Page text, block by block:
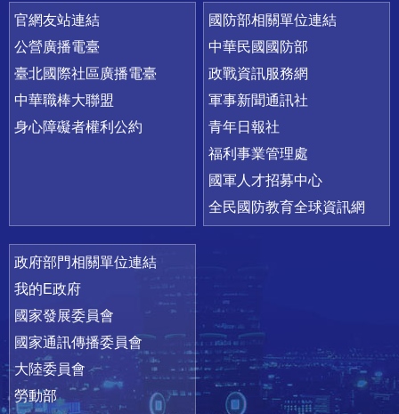
官網友站連結
公營廣播電臺
臺北國際社區廣播電臺
中華職棒大聯盟
身心障礙者權利公約
國防部相關單位連結
中華民國國防部
政戰資訊服務網
軍事新聞通訊社
青年日報社
福利事業管理處
國軍人才招募中心
全民國防教育全球資訊網
政府部門相關單位連結
我的E政府
國家發展委員會
國家通訊傳播委員會
大陸委員會
勞動部